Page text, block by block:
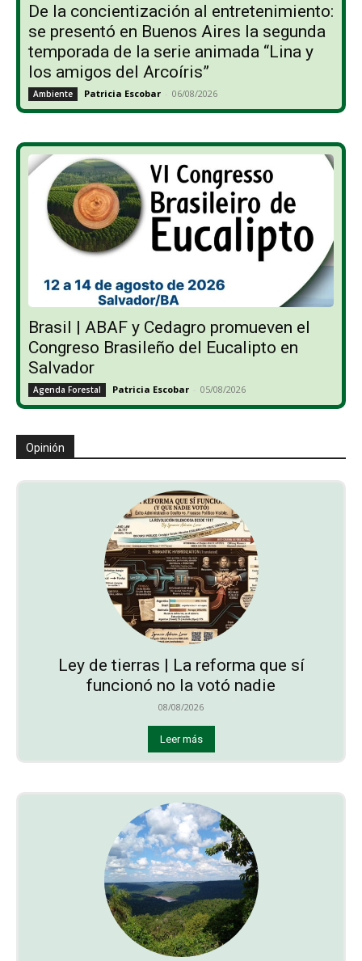
De la concientización al entretenimiento:
se presentó en Buenos Aires la segunda
temporada de la serie animada “Lina y
los amigos del Arcoíris”
Ambiente Patricia Escobar - 06/08/2026
Brasil | ABAF y Cedagro promueven el
Congreso Brasileño del Eucalipto en
Salvador
Agenda Forestal Patricia Escobar - 05/08/2026
Opinión
Ley de tierras | La reforma que sí
funcionó no la votó nadie
08/08/2026
Leer más